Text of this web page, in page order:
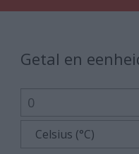
Getal en
Celsius (°C)